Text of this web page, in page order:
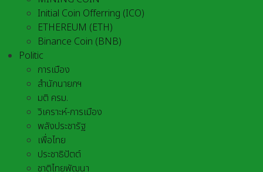
Initial Coin Offerring (ICO)
ETHEREUM (ETH)
Binance Coin (BNB)
Politic
การเมือง
สำนักนายกฯ
มติ ครม.
วิเคราะห์-การเมือง
พลังประชารัฐ
เพื่อไทย
ประชาธิปัตต์
ชาติไทยพัฒนา